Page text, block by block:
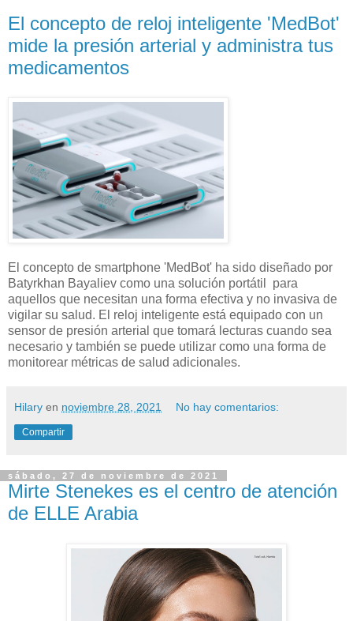
El concepto de reloj inteligente 'MedBot'
mide la presión arterial y administra tus
medicamentos
El concepto de smartphone 'MedBot' ha sido diseñado por
Batyrkhan Bayaliev como una solución portátil para
aquellos que necesitan una forma efectiva y no invasiva de
vigilar su salud. El reloj inteligente está equipado con un
sensor de presión arterial que tomará lecturas cuando sea
necesario y también se puede utilizar como una forma de
monitorear métricas de salud adicionales.
Hilary en noviembre 28, 2021 No hay comentarios:
Compartir
sábado, 27 de noviembre de 2021
Mirte Stenekes es el centro de atención
de ELLE Arabia